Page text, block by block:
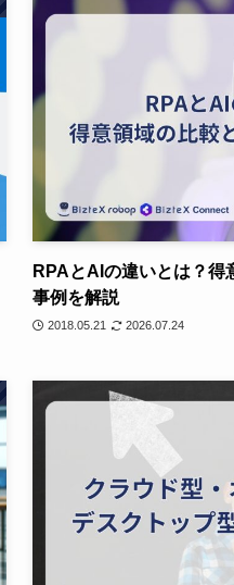
RPAとAIの違いとは？得
事例を解説
2018.05.21 2026.07.24